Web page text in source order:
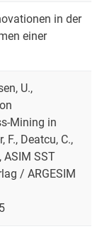
in der
einer
U.,
Mining in
Deatcu, C.,
ASIM SST
/ ARGESIM